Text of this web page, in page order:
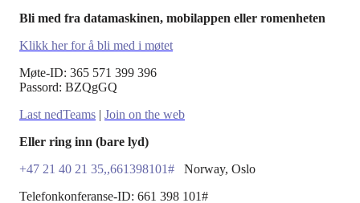
Bli med fra datamaskinen, mobilappen eller romenheten
Klikk her for å bli med i møtet
Møte-ID: 365 571 399 396
Passord: BZQgGQ
Last nedTeams | Join on the web
Eller ring inn (bare lyd)
+47 21 40 21 35,,661398101# Norway, Oslo
Telefonkonferanse-ID: 661 398 101#